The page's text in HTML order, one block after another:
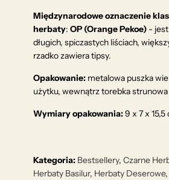
Międzynarodowe oznaczenie
herbaty: OP (Orange Pekoe) -
długich, spiczastych liściach,
rzadko zawiera tipsy.
Opakowanie: metalowa puszka
użytku, wewnątrz torebka strunowa
Wymiary opakowania:9 x 7 x 15,5
Kategoria: Bestsellery, Czarne
Herbaty Basilur, Herbaty Deserowe,